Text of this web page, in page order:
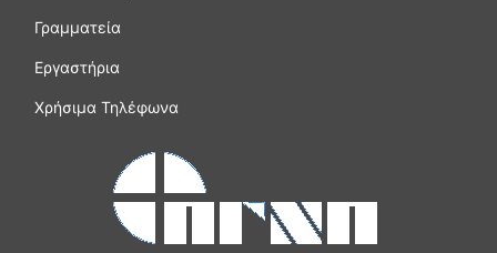
Γραμματεία
Εργαστήρια
Χρήσιμα Τηλέφωνα